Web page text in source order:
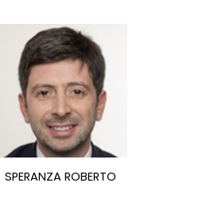
SPERANZA ROBERTO